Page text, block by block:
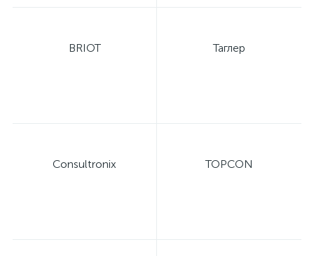
BRIOT Таглер
Consultronix TOPCON